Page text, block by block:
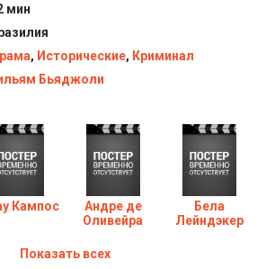
мин
, Исторические, Криминал
Бьяджоли
Кампос
Андре де
Оливейра
Бела
Лейндэкер
Показать всех